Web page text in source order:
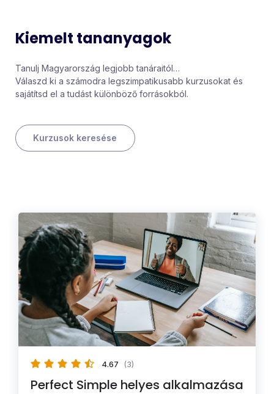
Kiemelt tananyagok
Tanulj Magyarország legjobb tanáraitól…
Válaszd ki a számodra legszimpatikusabb kurzusokat és
sajátítsd el a tudást különböző forrásokból.
Kurzusok keresése
4.67 (3)
Perfect Simple helyes alkalmazása